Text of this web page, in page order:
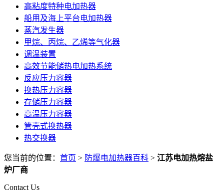
高粘度特种电加热器
船用及海上平台电加热器
蒸汽发生器
甲烷、丙烷、乙烯等气化器
调温装置
高效节能储热电加热系统
反应压力容器
换热压力容器
存储压力容器
高温压力容器
管壳式换热器
热交换器
您当前的位置： 首页 > 防爆电加热器百科 > 江苏电加热熔盐
炉厂商
Contact Us